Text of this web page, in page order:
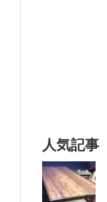
人気記事